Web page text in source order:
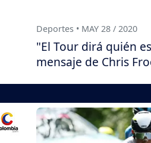
Deportes • MAY 28 / 2020
"El Tour dirá quién
mensaje de Chris